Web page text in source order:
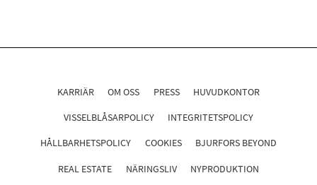
KARRIÄR OM OSS PRESS HUVUDKONTOR
VISSELBLÅSARPOLICY INTEGRITETSPOLICY
HÅLLBARHETSPOLICY COOKIES BJURFORS BEYOND
REAL ESTATE NÄRINGSLIV NYPRODUKTION